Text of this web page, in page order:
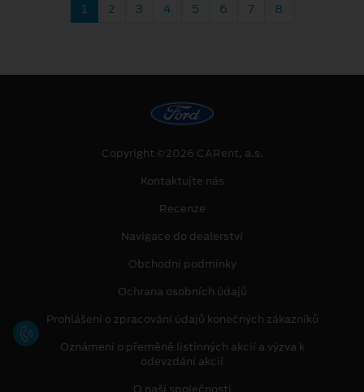
1 2 3 4 5 6 7 8
Copyright ©2026 CARent, a.s.
Kontaktujte nás
Recenze
Navigace do dealerství
Obchodní podmínky
Ochrana osobních údajů
Prohlášení o zpracování údajů konečných zákazníků
Oznámení o přeměně listinných akcií a výzva k
odevzdání akcií